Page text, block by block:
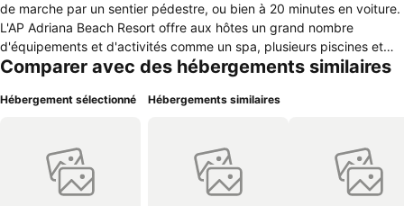
de marche par un sentier pédestre, ou bien à 20 minutes en voiture.
L'AP Adriana Beach Resort offre aux hôtes un grand nombre
d'équipements et d'activités comme un spa, plusieurs piscines et
une salle de remise en forme. Un coiffeur est également présent
des amateurs de bonnes tables avec notamment le Restaurant grill
dotées de la climatisation et d'un balcon donnant, pour certains,
directement sur l'océan, mais aussi d'une TV LCD, d'un minibar et
d'une salle de bains privée. L'AP Adriana Beach Resort est un club
Comparer avec des hébergements similaires
Hébergement sélectionné Hébergements similaires